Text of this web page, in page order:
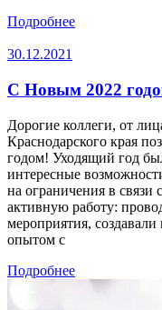
Подробнее
30.12.2021
С Новым 2022
Дорогие коллеги, от
Краснодарского края
годом! Уходящий год
интересные
на ограничения в связи
активную работу:
мероприятия,
опытом с
Подробнее